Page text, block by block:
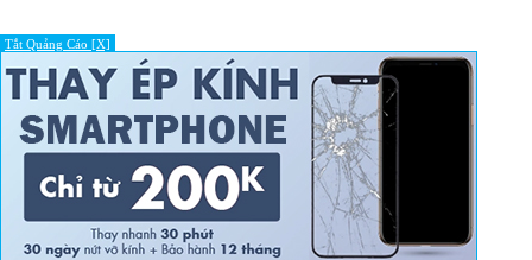
Tắt Quảng Cáo [X]
© Copyright © 2014 - 2017 Nhanh Siêu Tốc.
Go to top